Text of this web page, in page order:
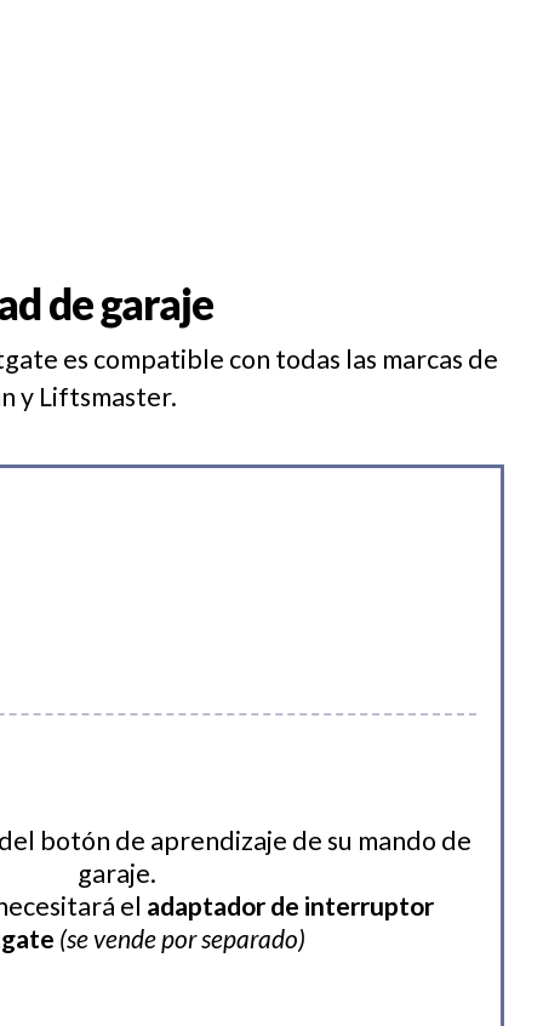
de garaje
es compatible con todas las marcas de
y Liftsmaster.
botón de aprendizaje de su mando de
garaje.
el adaptador de interruptor
(se vende por separado)